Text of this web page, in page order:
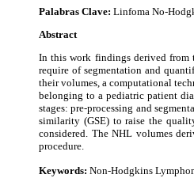
Palabras Clave: Linfoma No-
Abstract
In this work findings derived from
require of segmentation and
their volumes, a computational
belonging to a pediatric patient
stages: pre-processing and
similarity (GSE) to raise the
considered. The NHL volumes
procedure.
Keywords: Non-Hodgkins